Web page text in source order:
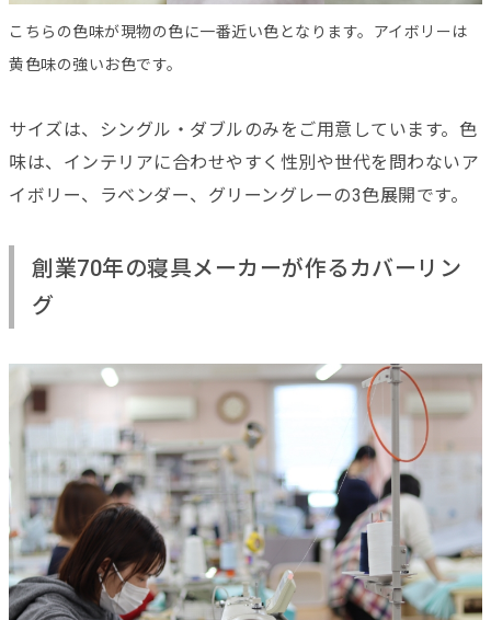
こちらの色味が現物の色に一番近い色となります。アイボリーは
黄色味の強いお色です。
サイズは、シングル・ダブルのみをご用意しています。色
味は、インテリアに合わせやすく性別や世代を問わないア
イボリー、ラベンダー、グリーングレーの3色展開です。
創業70年の寝具メーカーが作るカバーリン
グ